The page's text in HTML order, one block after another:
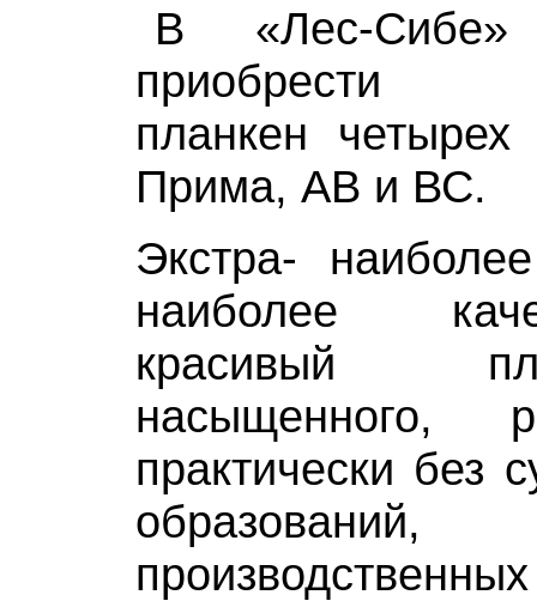
В «Лес-
приобрести
планкен четырех
Прима, АВ и ВС.
Экстра-
наиболее
красивый
насыщенного,
практически без
образований,